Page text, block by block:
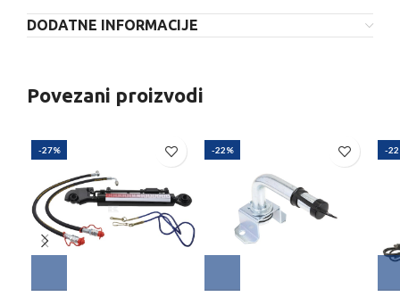
DODATNE INFORMACIJE
Povezani proizvodi
-27% -22% -